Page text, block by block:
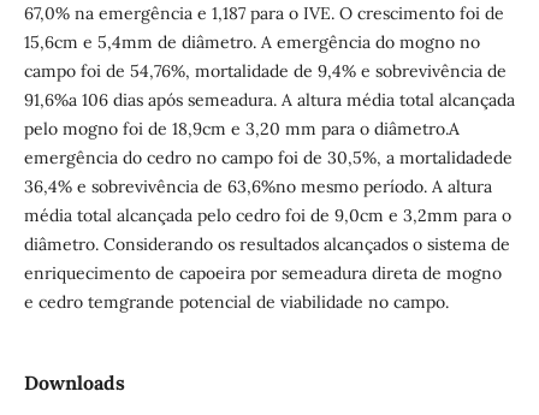
67,0% na emergência e 1,187 para o IVE. O crescimento foi de
15,6cm e 5,4mm de diâmetro. A emergência do mogno no
campo foi de 54,76%, mortalidade de 9,4% e sobrevivência de
91,6%a 106 dias após semeadura. A altura média total alcançada
pelo mogno foi de 18,9cm e 3,20 mm para o diâmetro.A
emergência do cedro no campo foi de 30,5%, a mortalidadede
36,4% e sobrevivência de 63,6%no mesmo período. A altura
média total alcançada pelo cedro foi de 9,0cm e 3,2mm para o
diâmetro. Considerando os resultados alcançados o sistema de
enriquecimento de capoeira por semeadura direta de mogno
e cedro temgrande potencial de viabilidade no campo.
Downloads